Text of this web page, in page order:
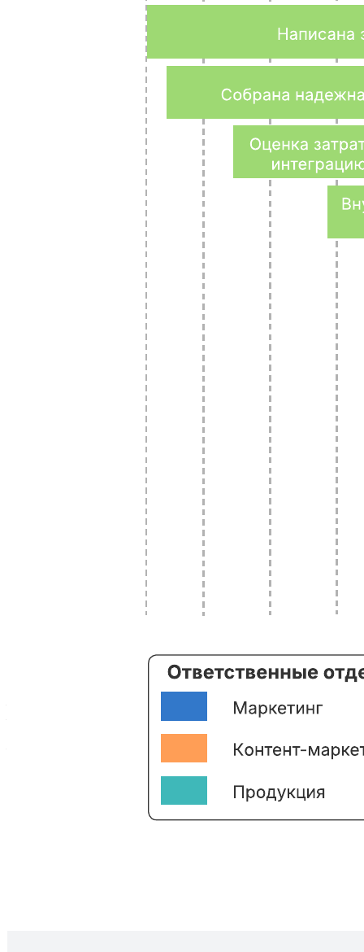
— задокументировать задачи, выполненные в ходе проекта;
— совместно с коллегами поддерживать всех
заинтересованных лиц в курсе дела;
— без труда определить, какой отдел выполнил ту или иную
Откройте шаблон, чтобы подробнее рассмотреть наш пример
и настроить его под свой проект.